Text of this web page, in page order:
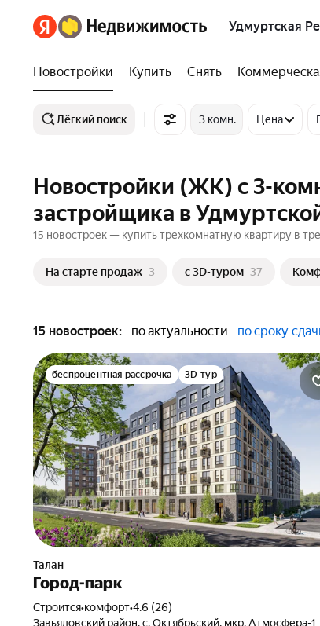
Удмуртская
Новостройки Купить Снять
Лёгкий поиск 3 комн. Цена
Новостройки (ЖК) с 3-
застройщика в
15 новостроек — купить трехкомнатную квартиру в
На старте продаж 3 c 3D-туром 37
15 новостроек: по актуальности по сроку
беспроцентная рассрочка 3D-тур
Талан
Город-парк
Строится•комфорт•4.6 (26)
Завьяловский район, с. Октябрьский, мкр. Атмосфера-1